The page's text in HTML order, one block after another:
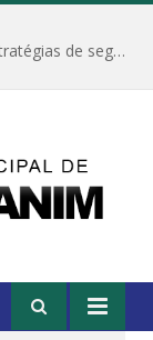
Câmara Municipal de Marapanim discute estratégias de segurança com autoridades e poder executivo